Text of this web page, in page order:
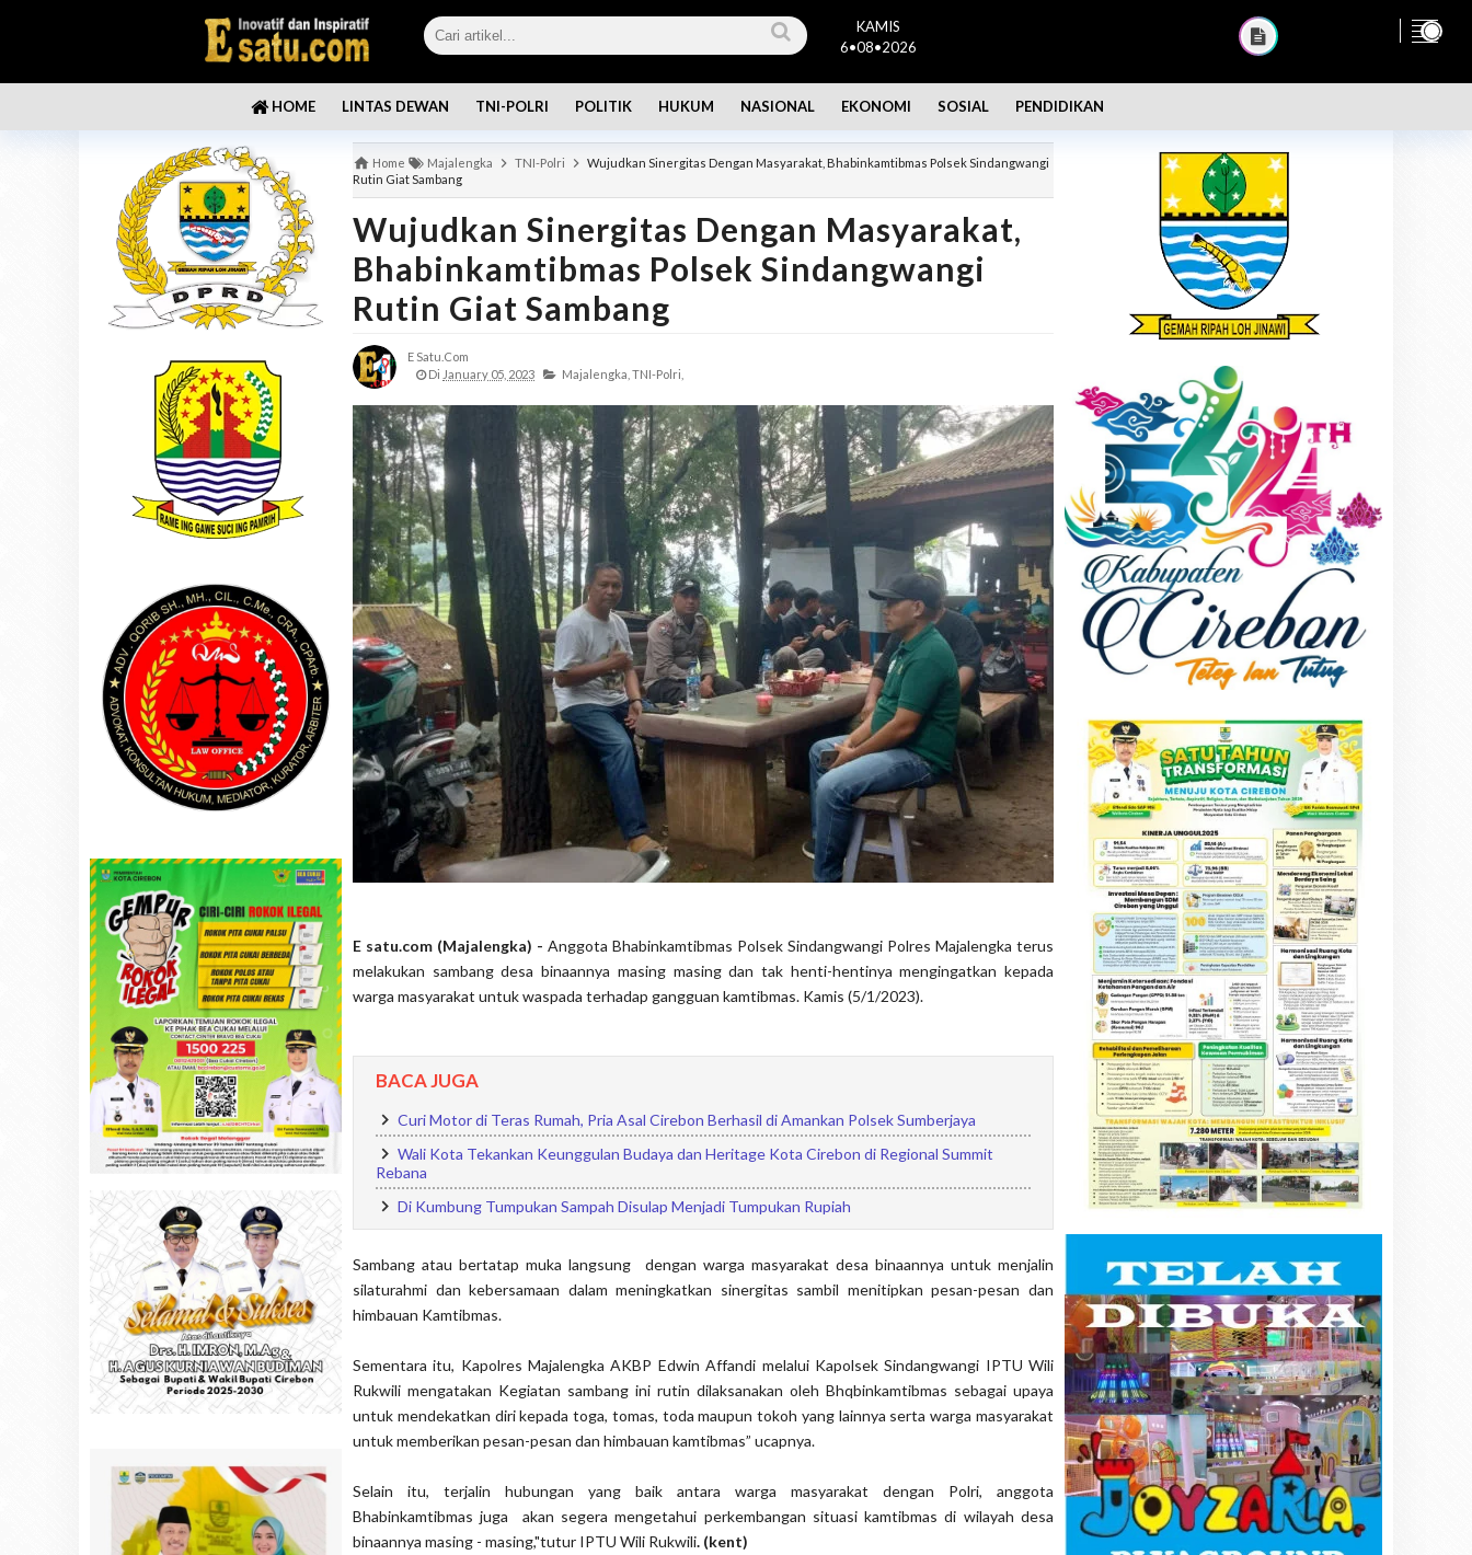
KAMIS
6•08•2026
HOME LINTAS DEWAN TNI-POLRI POLITIK HUKUM NASIONAL EKONOMI SOSIAL PENDIDIKAN
Home Majalengka TNI-Polri
Wujudkan Sinergitas Dengan Masyarakat, Bhabinkamtibmas Polsek Sindangwangi
Rutin Giat Sambang
Wujudkan Sinergitas Dengan Masyarakat,
Bhabinkamtibmas Polsek Sindangwangi
Rutin Giat Sambang
E Satu.com
Di January 05, 2023 Majalengka, TNI-Polri,
E satu.com (Majalengka) - Anggota Bhabinkamtibmas Polsek Sindangwangi Polres Majalengka terus
melakukan sambang desa binaannya masing masing dan tak henti-hentinya mengingatkan kepada
warga masyarakat untuk waspada terhadap gangguan kamtibmas. Kamis (5/1/2023).
BACA JUGA
Curi Motor di Teras Rumah, Pria Asal Cirebon Berhasil di Amankan Polsek Sumberjaya
Wali Kota Tekankan Keunggulan Budaya dan Heritage Kota Cirebon di Regional Summit
Rebana
Di Kumbung Tumpukan Sampah Disulap Menjadi Tumpukan Rupiah
Sambang atau bertatap muka langsung dengan warga masyarakat desa binaannya untuk menjalin
silaturahmi dan kebersamaan dalam meningkatkan sinergitas sambil menitipkan pesan-pesan dan
himbauan Kamtibmas.
Sementara itu, Kapolres Majalengka AKBP Edwin Affandi melalui Kapolsek Sindangwangi IPTU Wili
Rukwili mengatakan Kegiatan sambang ini rutin dilaksanakan oleh Bhqbinkamtibmas sebagai upaya
untuk mendekatkan diri kepada toga, tomas, toda maupun tokoh yang lainnya serta warga masyarakat
untuk memberikan pesan-pesan dan himbauan kamtibmas” ucapnya.
Selain itu, terjalin hubungan yang baik antara warga masyarakat dengan Polri, anggota
Bhabinkamtibmas juga akan segera mengetahui perkembangan situasi kamtibmas di wilayah desa
binaannya masing - masing,"tutur IPTU Wili Rukwili. (kent)